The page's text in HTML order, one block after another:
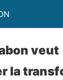
veut
la